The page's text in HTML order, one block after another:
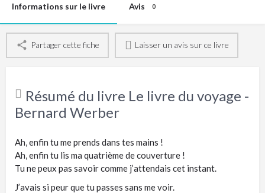
Informations sur le livre Avis 0
Partager cette fiche Laisser un avis sur ce livre
Résumé du livre Le livre du voyage -
Bernard Werber
Ah, enfin tu me prends dans tes mains !
Ah, enfin tu lis ma quatrième de couverture !
Tu ne peux pas savoir comme j’attendais cet instant.
J’avais si peur que tu passes sans me voir.